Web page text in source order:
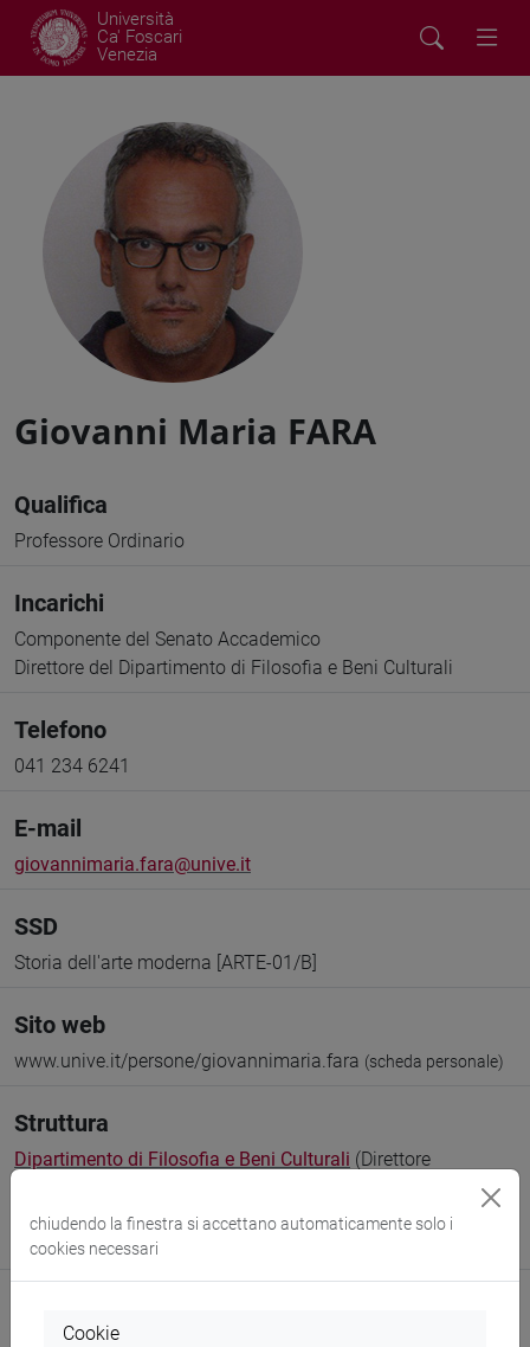
Università
Ca' Foscari
Venezia
Giovanni Maria FARA
Qualifica
Professore Ordinario
Incarichi
Componente del Senato Accademico
Direttore del Dipartimento di Filosofia e Beni Culturali
Telefono
041 234 6241
E-mail
giovannimaria.fara@unive.it
SSD
Storia dell'arte moderna [ARTE-01/B]
Sito web
www.unive.it/persone/giovannimaria.fara (scheda personale)
Struttura
Dipartimento di Filosofia e Beni Culturali (Direttore
Sito web struttura:https://www.unive.it/dip.fbc
Sede:Malcanton Marcorà
chiudendo la finestra si accettano automaticamente solo i
cookies necessari
Cookie